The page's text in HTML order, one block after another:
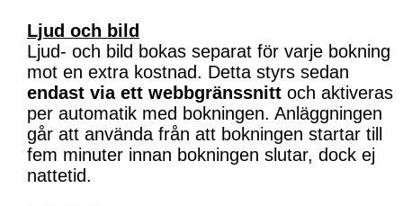
Ljud och bild
Ljud- och bild bokas separat för varje bokning
mot en extra kostnad. Detta styrs sedan
endast via ett webbgränssnitt och aktiveras
per automatik med bokningen. Anläggningen
går att använda från att bokningen startar till
fem minuter innan bokningen slutar, dock ej
nattetid.